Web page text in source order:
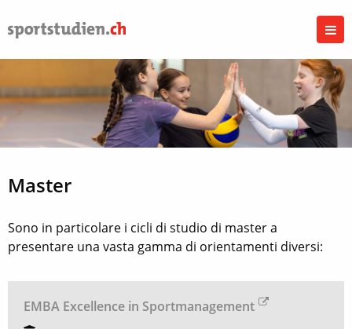
Master
Sono in particolare i cicli di studio di master a
presentare una vasta gamma di orientamenti diversi:
EMBA Excellence in Sportmanagement